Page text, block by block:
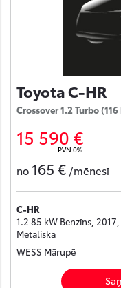
Toyota C-HR
Crossover 1.2 Turbo
15 590 €
PVN 0%
no 165 € /mēnesī
C-HR
1.2 85 kW Benzīns,
Metāliska
WESS Mārupē